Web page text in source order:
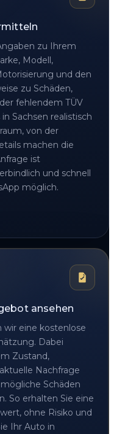
zu Ihrem
Modell,
und den
zu Schäden,
fehlendem TÜV
Sachsen realistisch
von der
machen die
ist
und schnell
möglich.
ansehen
wir eine kostenlose
Dabei
Zustand,
Nachfrage
Schäden
So erhalten Sie eine
ohne Risiko und
Ihr Auto in